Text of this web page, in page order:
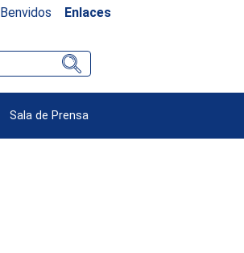
Benvidos Enlaces
Sala de Prensa